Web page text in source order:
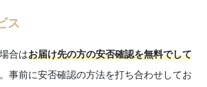
ス
合はお届け先の方の安否確認を無料でして
事前に安否確認の方法を打ち合わせしてお